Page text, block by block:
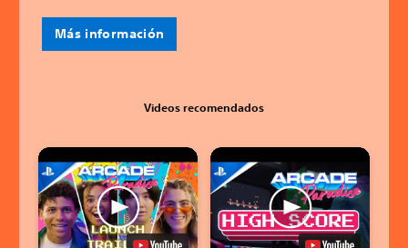
Más información
Videos recomendados